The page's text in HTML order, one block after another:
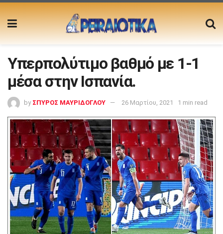
Υπερπολύτιμο βαθμό με 1-1
μέσα στην Ισπανία.
by ΣΠΥΡΟΣ ΜΑΥΡΙΔΟΓΛΟΥ 26 Μαρτίου, 2021 1 min read